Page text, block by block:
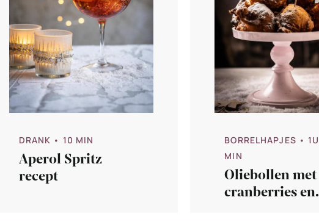
DRANK • 10 MIN
Aperol Spritz
recept
BORRELHAPJES •
MIN
Oliebollen met
cranberries en